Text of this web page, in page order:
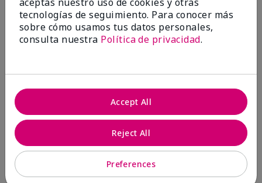
100%
tecnologías de seguimiento. Para conocer más
sobre cómo usamos tus datos personales,
consulta nuestra Política de privacidad.
Preferences
Reject All
Accept All